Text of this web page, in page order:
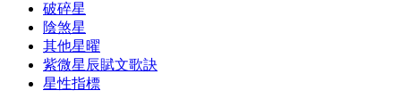
破碎星
陰煞星
其他星曜
紫微星辰賦文歌訣
星性指標